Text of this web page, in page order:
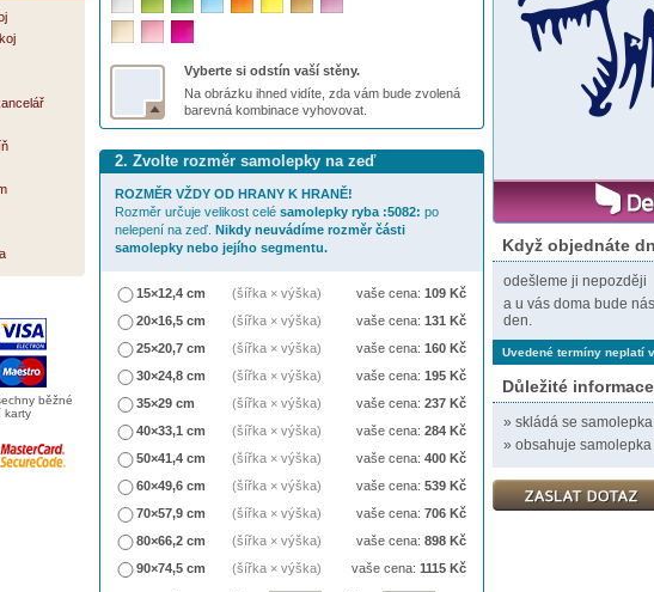
běžné
karty
Když objednáte
odešleme ji nepozději
a u vás doma bude
den.
Uvedené termíny neplatí
Důležité informace
» skládá se
» obsahuje
Vyberte si odstín vaší stěny.
Na obrázku ihned vidíte, zda vám bude zvolená
barevná kombinace vyhovovat.
2. Zvolte rozměr samolepky na zeď
ROZMĚR VŽDY OD HRANY K HRANĚ!
Rozměr určuje velikost celé samolepky ryba :5082: po
nelepení na zeď. Nikdy neuvádíme rozměr části
samolepky nebo jejího segmentu.
15×12,4 cm (šířka × výška) vaše cena: 109 Kč
20×16,5 cm
(šířka × výška) vaše cena: 131 Kč
25×20,7 cm
(šířka × výška) vaše cena: 160 Kč
30×24,8 cm
(šířka × výška) vaše cena: 195 Kč
35×29 cm
(šířka × výška) vaše cena: 237 Kč
40×33,1 cm
(šířka × výška) vaše cena: 284 Kč
50×41,4 cm
(šířka × výška) vaše cena: 400 Kč
60×49,6 cm
(šířka × výška) vaše cena: 539 Kč
70×57,9 cm
(šířka × výška) vaše cena: 706 Kč
80×66,2 cm
(šířka × výška) vaše cena: 898 Kč
90×74,5 cm
(šířka × výška) vaše cena: 1115 Kč